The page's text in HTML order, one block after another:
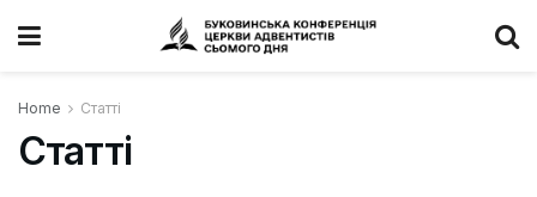
Home Статті
Статті